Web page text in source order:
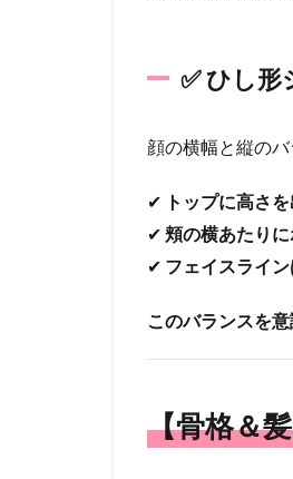
2
髪の
別】
小顔
に見
せる
すめ
スタ
2.1
◆ シ
✅ ひし形
顔の横幅と縦の
✔ トップに高さ
✔ 頬の横あたり
✔ フェイスライ
このバランスを
【骨格＆